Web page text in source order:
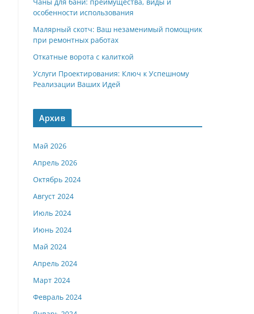
особенности использования
Малярный скотч: Ваш незаменимый помощник
при ремонтных работах
Откатные ворота с калиткой
Услуги Проектирования: Ключ к Успешному
Реализации Ваших Идей
Архив
Май 2026
Апрель 2026
Октябрь 2024
Август 2024
Июль 2024
Июнь 2024
Май 2024
Апрель 2024
Март 2024
Февраль 2024